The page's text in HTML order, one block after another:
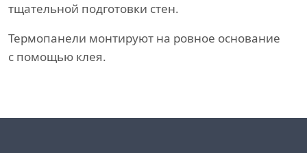
тщательной подготовки стен.
Термопанели монтируют на ровное основание
с помощью клея.